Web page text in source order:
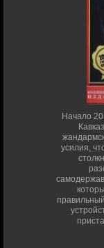
Начало
усилия,